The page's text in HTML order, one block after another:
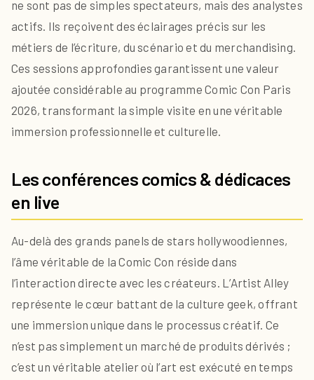
ne sont pas de simples spectateurs, mais des analystes
actifs. Ils reçoivent des éclairages précis sur les
métiers de l’écriture, du scénario et du merchandising.
Ces sessions approfondies garantissent une valeur
ajoutée considérable au programme Comic Con Paris
2026, transformant la simple visite en une véritable
immersion professionnelle et culturelle.
Les conférences comics & dédicaces
en live
Au-delà des grands panels de stars hollywoodiennes,
l’âme véritable de la Comic Con réside dans
l’interaction directe avec les créateurs. L’Artist Alley
représente le cœur battant de la culture geek, offrant
une immersion unique dans le processus créatif. Ce
n’est pas simplement un marché de produits dérivés ;
c’est un véritable atelier où l’art est exécuté en temps